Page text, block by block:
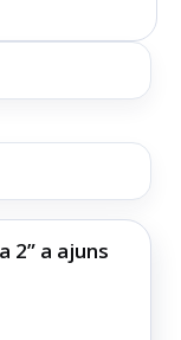
2” a ajuns